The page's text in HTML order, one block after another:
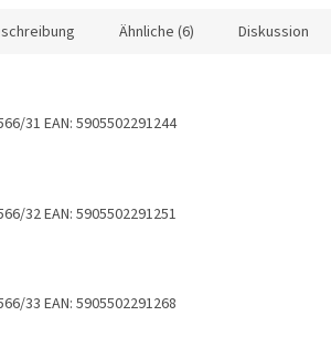
Ähnliche (6) Diskussion
31EAN: 5905502291244
32EAN: 5905502291251
33EAN: 5905502291268